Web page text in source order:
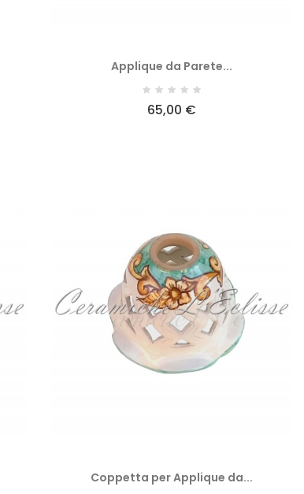
Applique da Parete...
65,00 €
Coppetta per Applique da...